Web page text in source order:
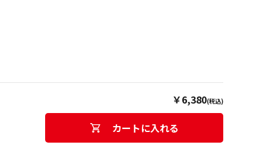
￥6,380(税込)
カートに入れる